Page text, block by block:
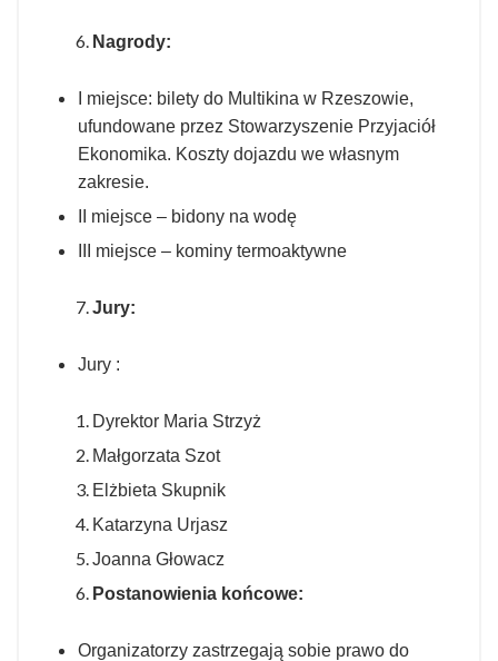
Nagrody:
I miejsce: bilety do Multikina w Rzeszowie,
ufundowane przez Stowarzyszenie Przyjaciół
Ekonomika. Koszty dojazdu we własnym
zakresie.
II miejsce – bidony na wodę
III miejsce – kominy termoaktywne
Jury:
Jury :
Dyrektor Maria Strzyż
Małgorzata Szot
Elżbieta Skupnik
Katarzyna Urjasz
Joanna Głowacz
Postanowienia końcowe:
Organizatorzy zastrzegają sobie prawo do